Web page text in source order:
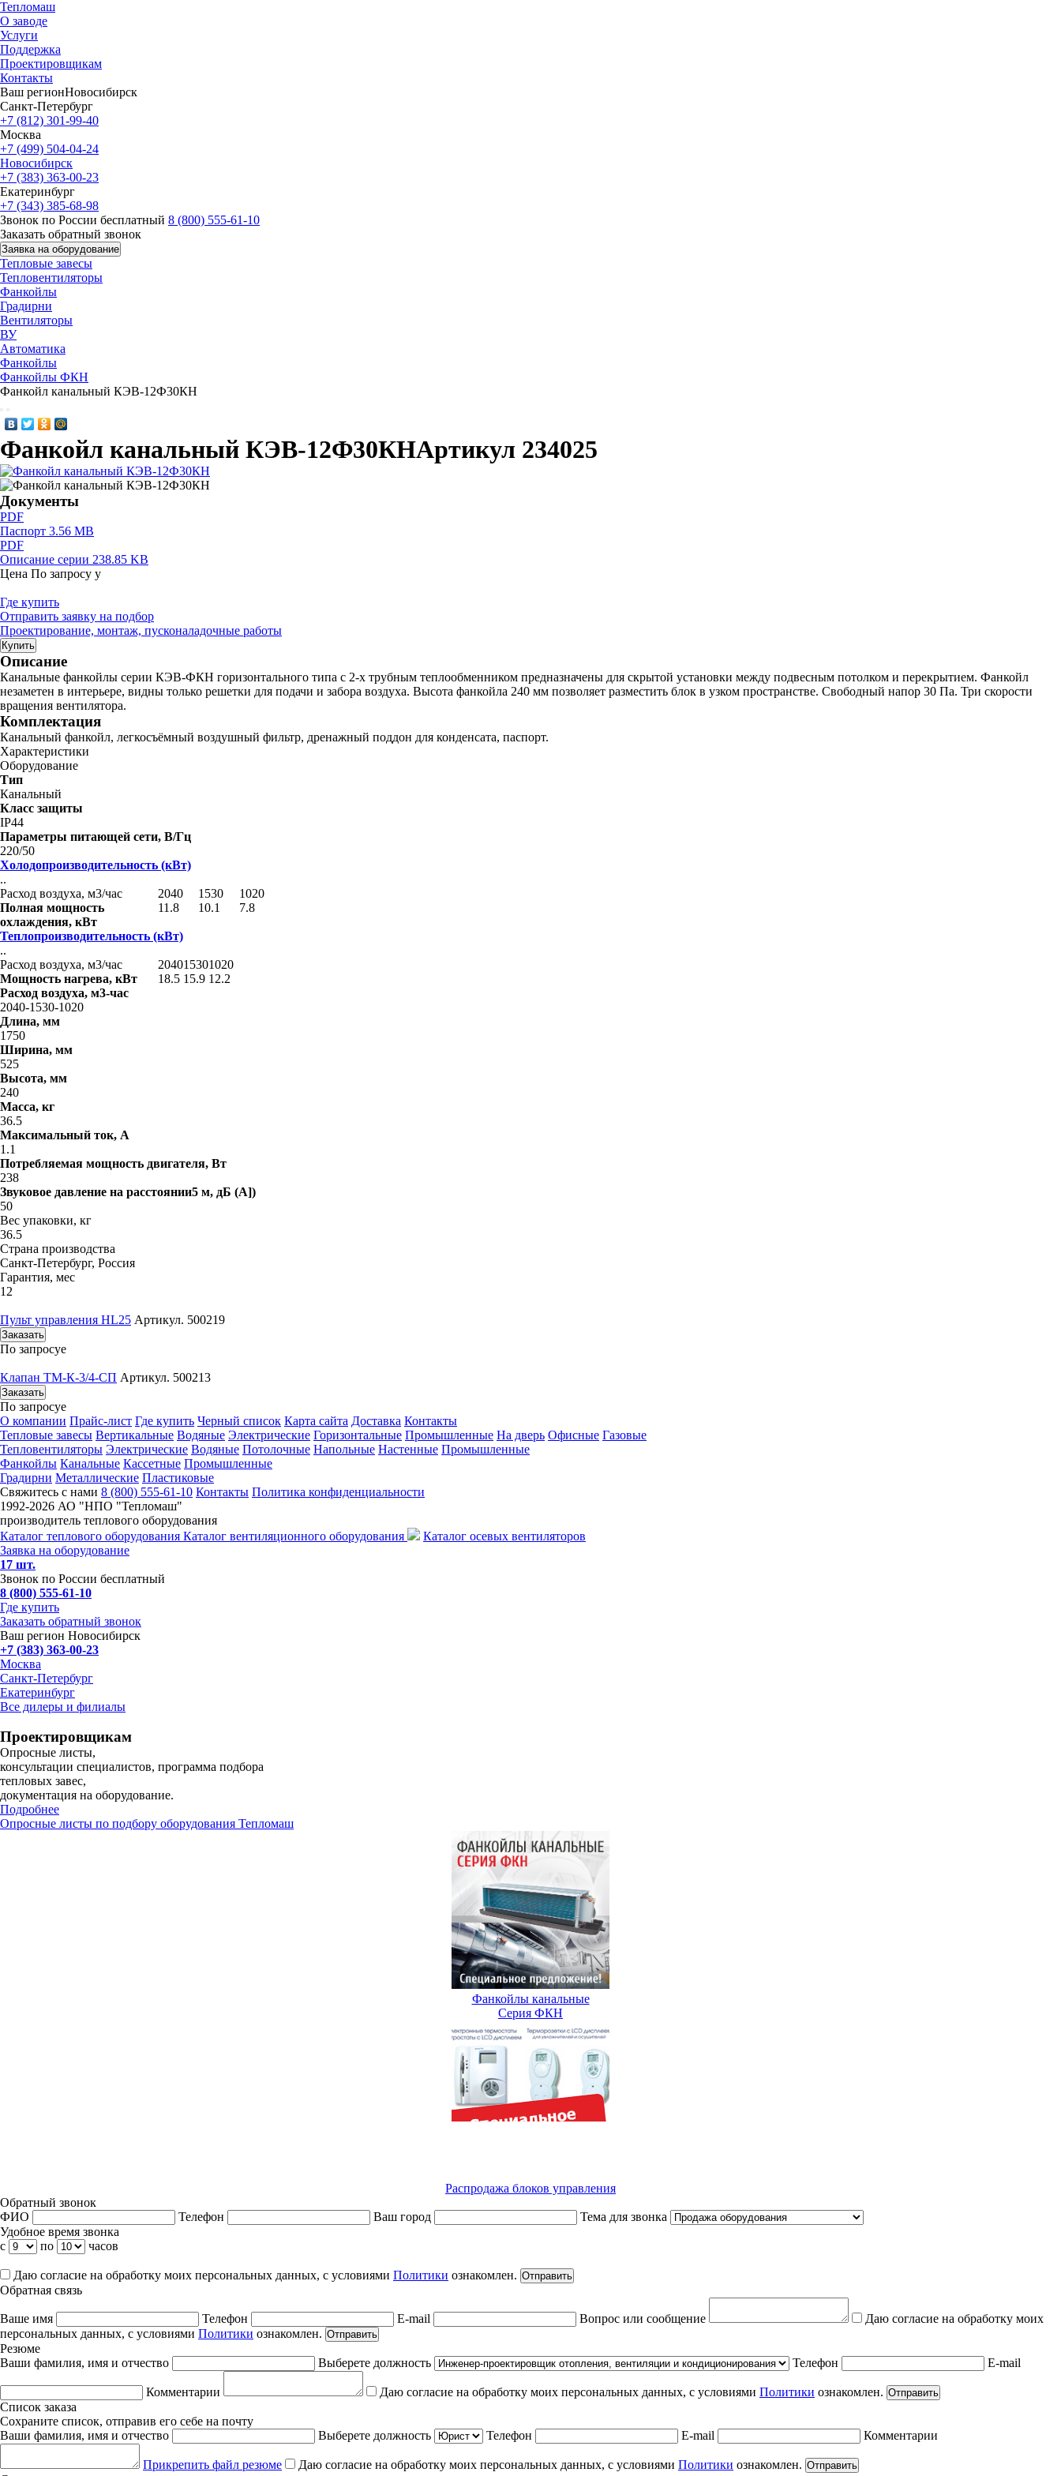
Тепломаш
О заводе
Услуги
Поддержка
Проектировщикам
Контакты
Ваш регионНовосибирск
Санкт-Петербург
+7 (812) 301-99-40
Москва
+7 (499) 504-04-24
Новосибирск
+7 (383) 363-00-23
Екатеринбург
+7 (343) 385-68-98
Звонок по России бесплатный 8 (800) 555-61-10
Заказать обратный звонок
Заявка на оборудование
Тепловые завесы
Тепловентиляторы
Фанкойлы
Градирни
Вентиляторы
ВУ
Автоматика
Фанкойлы
Фанкойлы ФКН
Фанкойл канальный КЭВ-12Ф30КН
Фанкойл канальный КЭВ-12Ф30КНАртикул 234025
Документы
PDF
Паспорт 3.56 MB
PDF
Описание серии 238.85 KB
Цена По запросу у
Где купить
Отправить заявку на подбор
Проектирование, монтаж, пусконаладочные работы
Купить
Описание
Канальные фанкойлы серии КЭВ-ФКН горизонтального типа с 2-х трубным теплообменником предназначены для скрытой установки между подвесным потолком и перекрытием. Фанкойл
незаметен в интерьере, видны только решетки для подачи и забора воздуха. Высота фанкойла 240 мм позволяет разместить блок в узком пространстве. Свободный напор 30 Па. Три скорости
вращения вентилятора.
Комплектация
Канальный фанкойл, легкосъёмный воздушный фильтр, дренажный поддон для конденсата, паспорт.
Характеристики
Оборудование
Тип
Канальный
Класс защиты
IP44
Параметры питающей сети, В/Гц
220/50
Холодопроизводительность (кВт)
..
Расход воздуха, м3/час
2040 1530
1020
Полная мощность
охлаждения, кВт
11.8 10.1 7.8
Теплопроизводительность (кВт)
..
Расход воздуха, м3/час
204015301020
Мощность нагрева, кВт
18.5 15.9 12.2
Расход воздуха, м3-час
2040-1530-1020
Длина, мм
1750
Ширина, мм
525
Высота, мм
240
Масса, кг
36.5
Максимальный ток, A
1.1
Потребляемая мощность двигателя, Вт
238
Звуковое давление на расстоянии5 м, дБ (A])
50
Вес упаковки, кг
36.5
Страна производства
Санкт-Петербург, Россия
Гарантия, мес
12
Пульт управления HL25 Артикул. 500219
Заказать
По запросуе
Клапан ТМ-К-3/4-СП Артикул. 500213
Заказать
По запросуе
О компании Прайс-лист Где купить Черный список Карта сайта Доставка Контакты
Тепловые завесы Вертикальные Водяные Электрические Горизонтальные Промышленные На дверь Офисные Газовые
Тепловентиляторы Электрические Водяные Потолочные Напольные Настенные Промышленные
Фанкойлы Канальные Кассетные Промышленные
Градирни Металлические Пластиковые
Свяжитесь с нами 8 (800) 555-61-10 Контакты Политика конфиденциальности
1992-2026 АО "НПО "Тепломаш"
производитель теплового оборудования
Каталог теплового оборудования Каталог вентиляционного оборудования
Каталог осевых вентиляторов
Заявка на оборудование
17 шт.
Звонок по России бесплатный
8 (800) 555-61-10
Где купить
Заказать обратный звонок
Ваш регион Новосибирск
+7 (383) 363-00-23
Москва
Санкт-Петербург
Екатеринбург
Все дилеры и филиалы
Проектировщикам
Опросные листы,
консультации специалистов, программа подбора
тепловых завес,
документация на оборудование.
Подробнее
Опросные листы по подбору оборудования Тепломаш
Фанкойлы канальные
Серия ФКН
Распродажа блоков управления
Обратный звонок
ФИО
Телефон Ваш город
Тема для звонка
Удобное время звонка
с
по часов
Даю согласие на обработку моих персональных данных, с условиями Политики ознакомлен. Отправить
Обратная связь
Ваше имя Телефон E-mail Вопрос или сообщение
Даю согласие на обработку моих
персональных данных, с условиями Политики ознакомлен. Отправить
Резюме
Ваши фамилия, имя и отчество
Выберете должность Телефон E-mail
Комментарии Даю согласие на обработку моих персональных данных, с условиями Политики ознакомлен. Отправить
Список заказа
Сохраните список, отправив его себе на почту
Ваши фамилия, имя и отчество
Выберете должность Телефон E-mail Комментарии
Прикрепить файл резюме Даю согласие на обработку моих персональных данных, с условиями Политики ознакомлен. Отправить